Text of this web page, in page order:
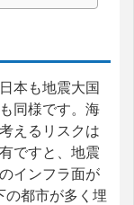
本も地震大国
同様です。海
えるリスクは
ですと、地震
インフラ面が
の都市が多く埋